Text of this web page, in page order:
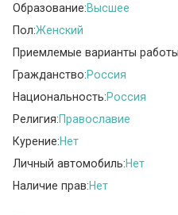
Образование:Высшее
Пол:Женский
Приемлемые варианты
Гражданство:Россия
Национальность:Россия
Религия:Православие
Курение:Нет
Личный автомобиль:Нет
Наличие прав:Нет